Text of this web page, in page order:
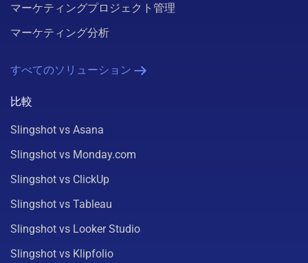
マーケティングプロジェクト管理
マーケティング分析
すべてのソリューション
比較
Slingshot vs Asana
Slingshot vs Monday.com
Slingshot vs ClickUp
Slingshot vs Tableau
Slingshot vs Looker Studio
Slingshot vs Klipfolio